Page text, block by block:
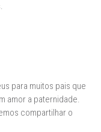
para muitos pais que
amor a paternidade.
compartilhar o